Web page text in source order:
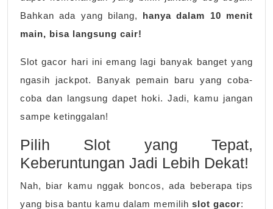
Bahkan ada yang bilang, hanya dalam 10 menit
main, bisa langsung cair!
Slot gacor hari ini emang lagi banyak banget yang
ngasih jackpot. Banyak pemain baru yang coba-
coba dan langsung dapet hoki. Jadi, kamu jangan
sampe ketinggalan!
Pilih Slot yang Tepat,
Keberuntungan Jadi Lebih Dekat!
Nah, biar kamu nggak boncos, ada beberapa tips
yang bisa bantu kamu dalam memilih slot gacor: